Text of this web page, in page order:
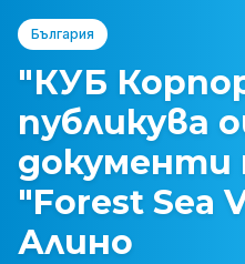
България
"КУБ
публикува
документи
"Forest Sea
Алино